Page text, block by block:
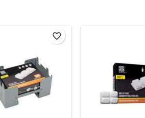
favorite_border